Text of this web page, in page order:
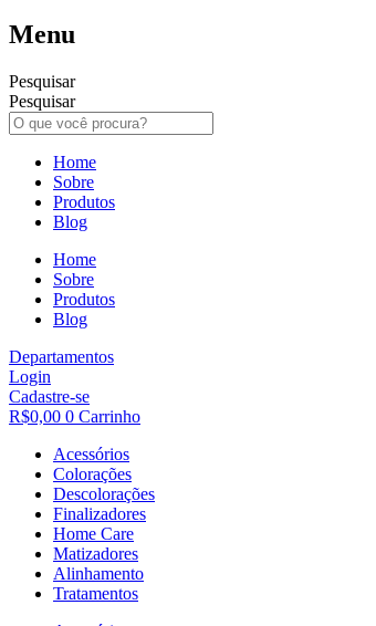
Menu
Pesquisar
Pesquisar
Home
Sobre
Produtos
Blog
Home
Sobre
Produtos
Blog
Departamentos
Login
Cadastre-se
R$0,00 0 Carrinho
Acessórios
Colorações
Descolorações
Finalizadores
Home Care
Matizadores
Alinhamento
Tratamentos